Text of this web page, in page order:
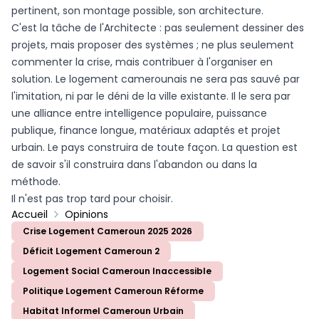
pertinent, son montage possible, son architecture.
C'est la tâche de l'Architecte : pas seulement dessiner des
projets, mais proposer des systèmes ; ne plus seulement
commenter la crise, mais contribuer à l'organiser en
solution. Le logement camerounais ne sera pas sauvé par
l'imitation, ni par le déni de la ville existante. Il le sera par
une alliance entre intelligence populaire, puissance
publique, finance longue, matériaux adaptés et projet
urbain. Le pays construira de toute façon. La question est
de savoir s'il construira dans l'abandon ou dans la
méthode.
Il n'est pas trop tard pour choisir.
Accueil
Opinions
Crise Logement Cameroun 2025 2026
Déficit Logement Cameroun 2
Logement Social Cameroun Inaccessible
Politique Logement Cameroun Réforme
Habitat Informel Cameroun Urbain